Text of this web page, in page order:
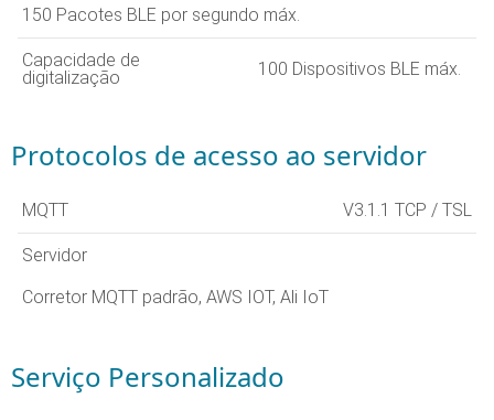
150 Pacotes BLE por segundo máx.
Capacidade de
digitalização
100 Dispositivos BLE máx.
Protocolos de acesso ao servidor
MQTT V3.1.1 TCP / TSL
Servidor
Corretor MQTT padrão, AWS IOT, Ali IoT
Serviço Personalizado